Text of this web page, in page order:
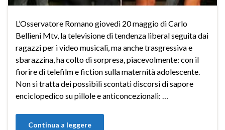
L’Osservatore Romano giovedì 20 maggio di Carlo
Bellieni Mtv, la televisione di tendenza liberal seguita dai
ragazzi per i video musicali, ma anche trasgressiva e
sbarazzina, ha colto di sorpresa, piacevolmente: con il
fiorire di telefilm e fiction sulla maternità adolescente.
Non si tratta dei possibili scontati discorsi di sapore
enciclopedico su pillole e anticoncezionali: …
Continua a leggere